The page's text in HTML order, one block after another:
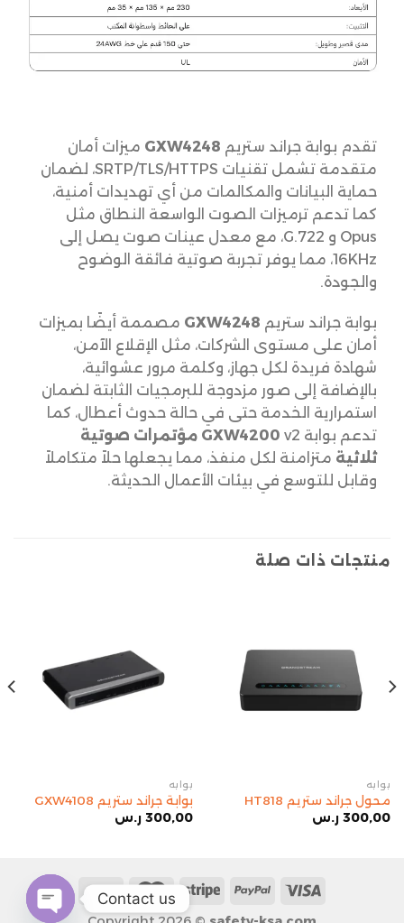
تقدم بوابة جراند ستريم GXW4248 ميزات أمان
متقدمة تشمل تقنيات SRTP/TLS/HTTPS، لضمان
حماية البيانات والمكالمات من أي تهديدات أمنية،
كما تدعم ترميزات الصوت الواسعة النطاق مثل
Opus و G.722، مع معدل عينات صوت يصل إلى
16KHz، مما يوفر تجربة صوتية فائقة الوضوح
والجودة.
بوابة جراند ستريم GXW4248 مصممة أيضًا بميزات
أمان على مستوى الشركات، مثل الإقلاع الآمن،
شهادة فريدة لكل جهاز، وكلمة مرور عشوائية،
بالإضافة إلى صور مزدوجة للبرمجيات الثابتة لضمان
استمرارية الخدمة حتى في حالة حدوث أعطال، كما
تدعم بوابة
GXW4200 v2
مؤتمرات صوتية
ثلاثية متزامنة لكل منفذ، مما يجعلها حلاً متكاملاً
وقابل للتوسع في بيئات الأعمال الحديثة.
منتجات ذات صلة
بوابه
محول جراند ستريم HT818
300,00 ر.س
بوابه
بوابة جراند ستريم GXW4108
300,00 ر.س
Contact us